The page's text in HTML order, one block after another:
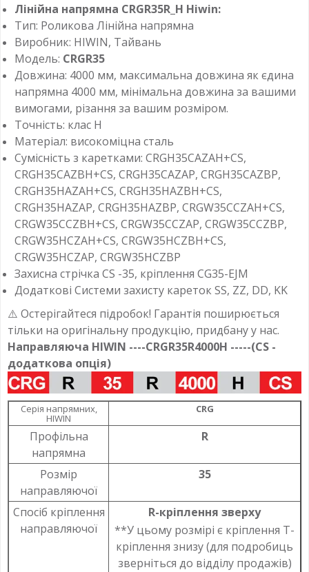
Лінійна напрямна CRGR35R_H Hiwin:
Тип: Роликова Лінійна напрямна
Виробник: HIWIN, Тайвань
Модель: CRGR35
Довжина: 4000 мм, максимальна довжина як єдина
напрямна 4000 мм, мінімальна довжина за вашими
вимогами, різання за вашим розміром.
Точність: клас H
Матеріал: високоміцна сталь
Сумісність з каретками: CRGH35CAZAH+CS,
CRGH35CAZBH+CS, CRGH35CAZAP, CRGH35CAZBP,
CRGH35HAZAH+CS, CRGH35HAZBH+CS,
CRGH35HAZAP, CRGH35HAZBP, CRGW35CCZAH+CS,
CRGW35CCZBH+CS, CRGW35CCZAP, CRGW35CCZBP,
CRGW35HCZAH+CS, CRGW35HCZBH+CS,
CRGW35HCZAP, CRGW35HCZBP
Захисна стрічка CS -35, кріплення CG35-EJM
Додаткові Системи захисту кареток SS, ZZ, DD, KK
⚠️ Остерігайтеся підробок! Гарантія поширюється
тільки на оригінальну продукцію, придбану у нас.
Направляюча HIWIN ----CRGR35R4000H -----(CS -
додаткова опція)
Серія напрямних,
HIWIN
CRG
Профільна
напрямна
R
Розмір
направляючої
35
Спосіб кріплення
направляючої
R-кріплення зверху
**У цьому розмірі є кріплення T-
кріплення знизу (для подробиць
зверніться до відділу продажів)